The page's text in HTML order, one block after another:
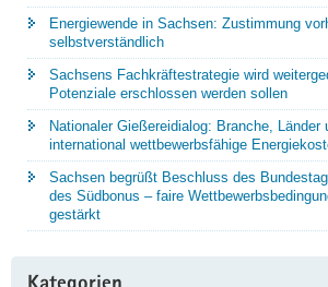
Energiewende in Sachsen: Zustimmung
selbstverständlich
Sachsens Fachkräftestrategie wird
Potenziale erschlossen werden sollen
Nationaler Gießereidialog: Branche, Länder
international wettbewerbsfähige
Sachsen begrüßt Beschluss des
des Südbonus – faire
gestärkt